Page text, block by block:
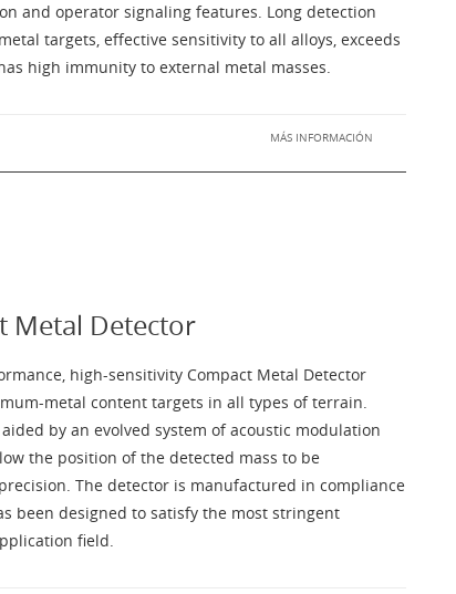
and operator signaling features. Long detection
targets, effective sensitivity to all alloys, exceeds
high immunity to external metal masses.
MÁS INFORMACIÓN
Metal Detector
high-sensitivity Compact Metal Detector
metal content targets in all types of terrain.
by an evolved system of acoustic modulation
the position of the detected mass to be
The detector is manufactured in compliance
been designed to satisfy the most stringent
field.